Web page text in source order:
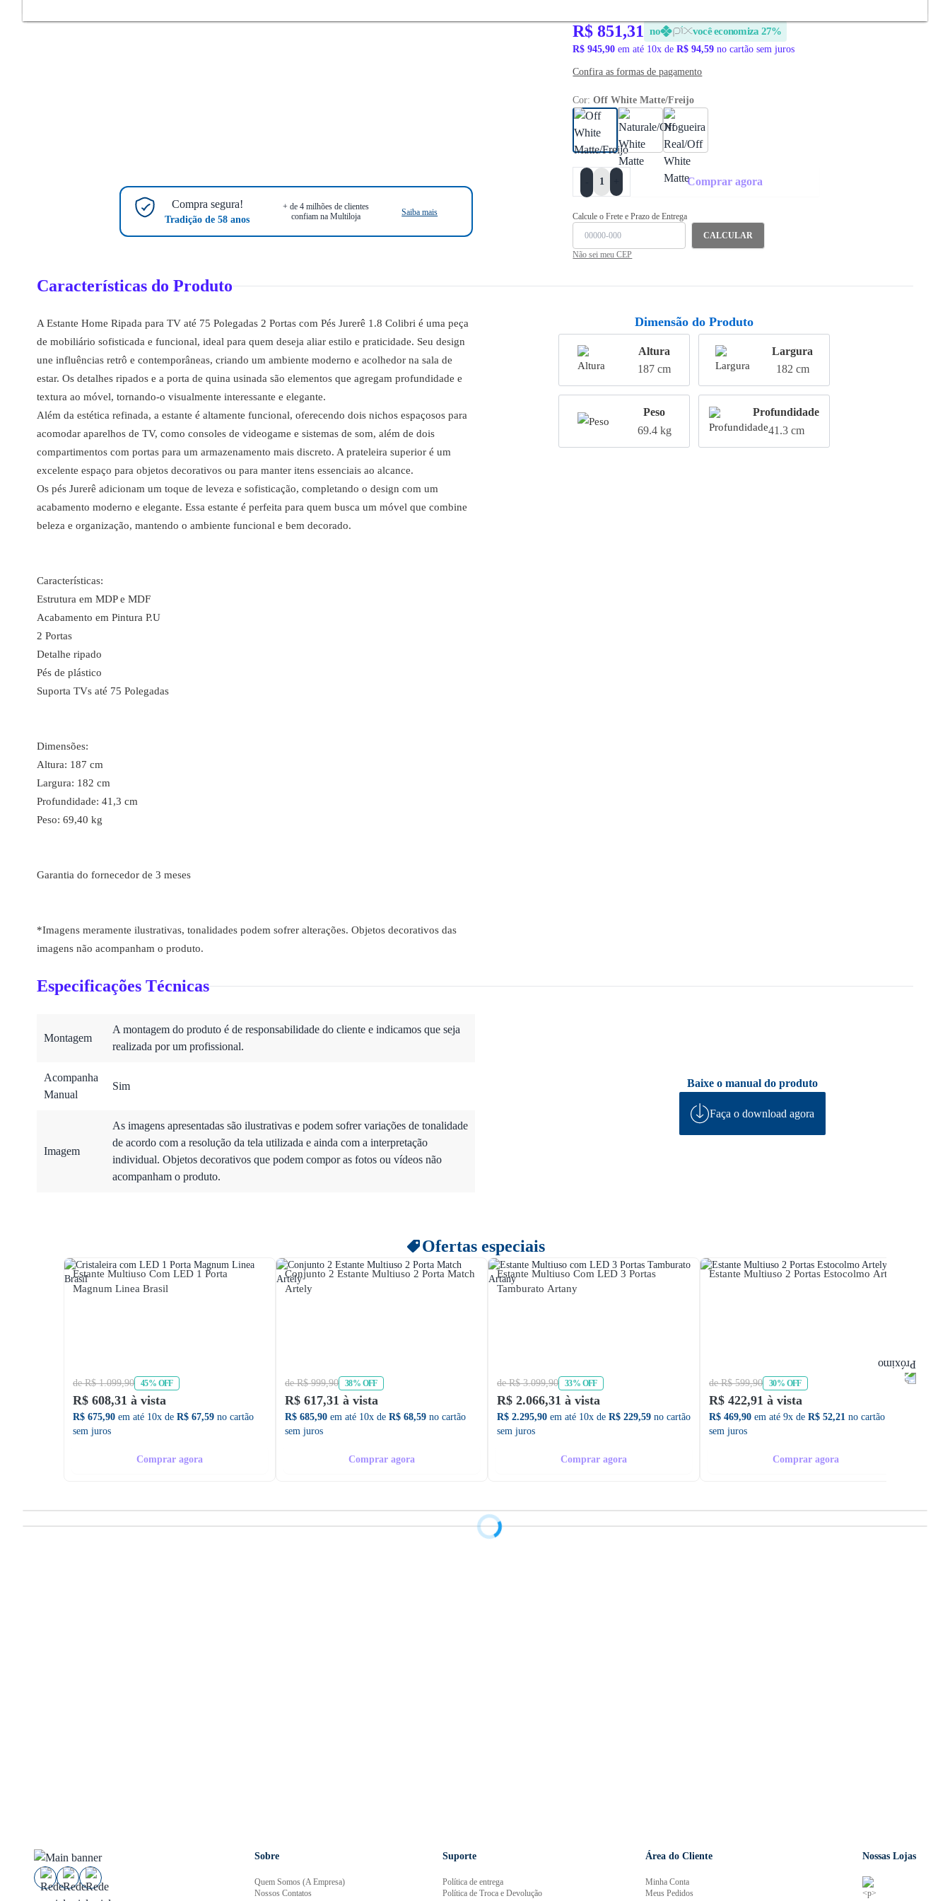
Compra segura!
Tradição de 58 anos
+ de 4 milhões de clientes
confiam na Multiloja
Saiba mais
R$ 851,31 no você economiza 27%
R$ 945,90 em até 10x deR$ 94,59 no cartão sem juros
Confira as formas de pagamento
Cor:Off White Matte/Freijo
Comprar agora
Calcule o Frete e Prazo de Entrega
CALCULAR
Não sei meu CEP
Características do Produto
A Estante Home Ripada para TV até 75 Polegadas 2 Portas com Pés Jurerê 1.8 Colibri é uma peça
de mobiliário sofisticada e funcional, ideal para quem deseja aliar estilo e praticidade. Seu design
une influências retrô e contemporâneas, criando um ambiente moderno e acolhedor na sala de
estar. Os detalhes ripados e a porta de quina usinada são elementos que agregam profundidade e
textura ao móvel, tornando-o visualmente interessante e elegante.
Além da estética refinada, a estante é altamente funcional, oferecendo dois nichos espaçosos para
acomodar aparelhos de TV, como consoles de videogame e sistemas de som, além de dois
compartimentos com portas para um armazenamento mais discreto. A prateleira superior é um
excelente espaço para objetos decorativos ou para manter itens essenciais ao alcance.
Os pés Jurerê adicionam um toque de leveza e sofisticação, completando o design com um
acabamento moderno e elegante. Essa estante é perfeita para quem busca um móvel que combine
beleza e organização, mantendo o ambiente funcional e bem decorado.
Características:
Estrutura em MDP e MDF
Acabamento em Pintura P.U
2 Portas
Detalhe ripado
Pés de plástico
Suporta TVs até 75 Polegadas
Dimensões:
Altura: 187 cm
Largura: 182 cm
Profundidade: 41,3 cm
Peso: 69,40 kg
Garantia do fornecedor de 3 meses
*Imagens meramente ilustrativas, tonalidades podem sofrer alterações. Objetos decorativos das
imagens não acompanham o produto.
Dimensão do Produto
Altura
187 cm
Largura
182 cm
Peso
69.4 kg
Profundidade
41.3 cm
Especificações Técnicas
Montagem
A montagem do produto é de responsabilidade do cliente e indicamos que seja
realizada por um profissional.
Acompanha
Manual
Sim
Imagem
As imagens apresentadas são ilustrativas e podem sofrer variações de tonalidade
de acordo com a resolução da tela utilizada e ainda com a interpretação
individual. Objetos decorativos que podem compor as fotos ou vídeos não
acompanham o produto.
Baixe o manual do produto
Faça o download agora
Ofertas especiais
Estante Multiuso Com LED 1 Porta
Magnum Linea Brasil
de R$ 1.099,90 45% OFF
R$ 608,31 à vista
R$ 675,90 em até 10x de R$ 67,59 no cartão
sem juros
Comprar agora
Conjunto 2 Estante Multiuso 2 Porta Match
Artely
de R$ 999,90 38% OFF
R$ 617,31 à vista
R$ 685,90 em até 10x de R$ 68,59 no cartão
sem juros
Comprar agora
Estante Multiuso Com LED 3 Portas
Tamburato Artany
de R$ 3.099,90 33% OFF
R$ 2.066,31 à vista
R$ 2.295,90 em até 10x de R$ 229,59 no cartão
sem juros
Comprar agora
Estante Multiuso 2 Portas Estocolmo Artely
de R$ 599,90 30% OFF
R$ 422,91 à vista
R$ 469,90 em até 9x de R$ 52,21 no cartão
sem juros
Comprar agora
Sobre
Quem Somos (A Empresa)
Nossos Contatos
Suporte
Política de entrega
Política de Troca e Devolução
Área do Cliente
Minha Conta
Meus Pedidos
Nossas Lojas